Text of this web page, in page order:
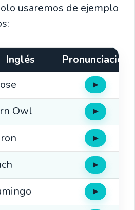
usaremos de ejemplo
Inglés
Pronunciación
▶Oír
Owl ▶Oír
▶Oír
▶Oír
▶Oír